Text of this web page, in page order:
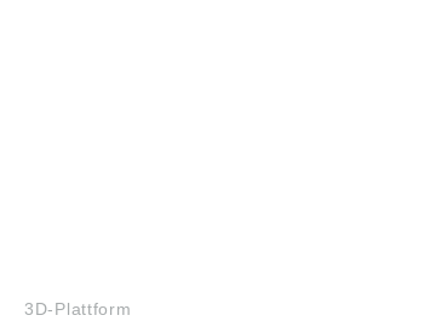
3D-Plattform